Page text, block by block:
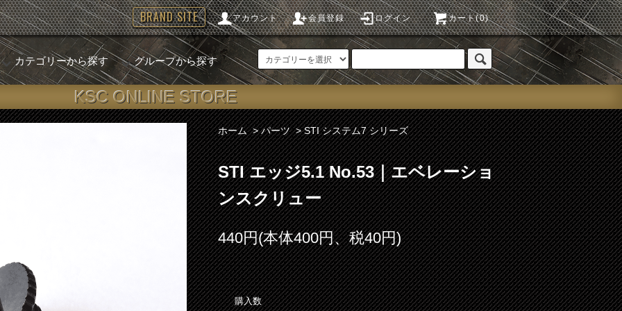
アカウント 会員登録 ログイン カート(0)
BRAND SITE
カテゴリーから探す グループから探す
KSC ONLINE STORE
ホーム >パーツ >STI システム7 シリーズ
STI エッジ5.1 No.53｜エベレーショ
ンスクリュー
440円(本体400円、税40円)
購入数